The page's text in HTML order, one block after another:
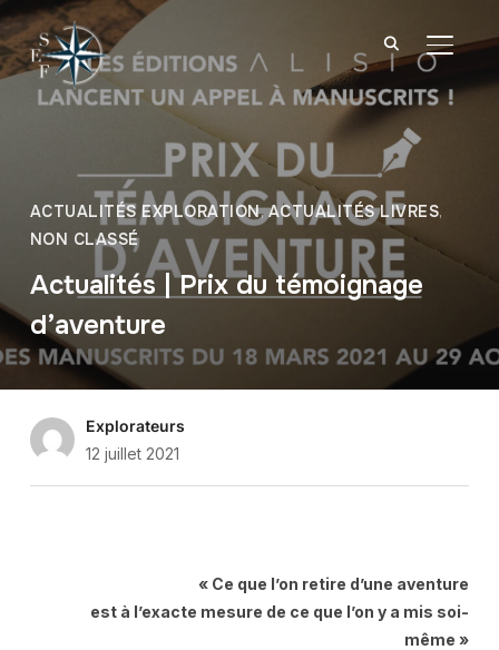
ACTUALITÉS EXPLORATION,ACTUALITÉS LIVRES,
NON CLASSÉ
Actualités | Prix du témoignage
d’aventure
Explorateurs
12 juillet 2021
« Ce que l’on retire d’une aventure
est à l’exacte mesure de ce que l’on y a mis soi-
même »